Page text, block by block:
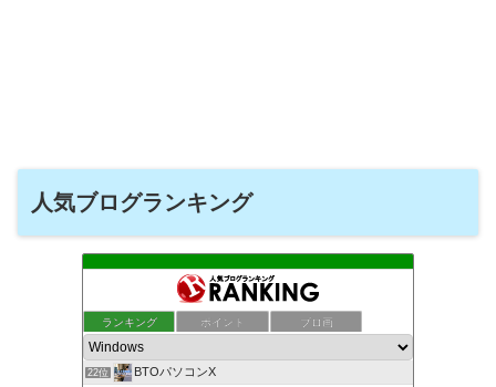
人気ブログランキング
ランキング ポイント ブロ画
22位 BTOパソコンX